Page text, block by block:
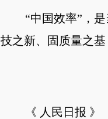
“中国效率”，是
技之新、固质量之
《 人民日报 》（